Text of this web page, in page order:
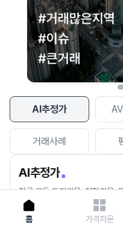
AI추정가
거래사례
AI추정가
전국 모든 토지건물, 집합건물,
세요.
홈 가격자문